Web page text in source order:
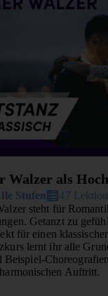
Walzer als
Stufen
47
steht für
Getanzt zu
für einen
lernt ihr alle
Beispiel-
harmonischen Auftritt.